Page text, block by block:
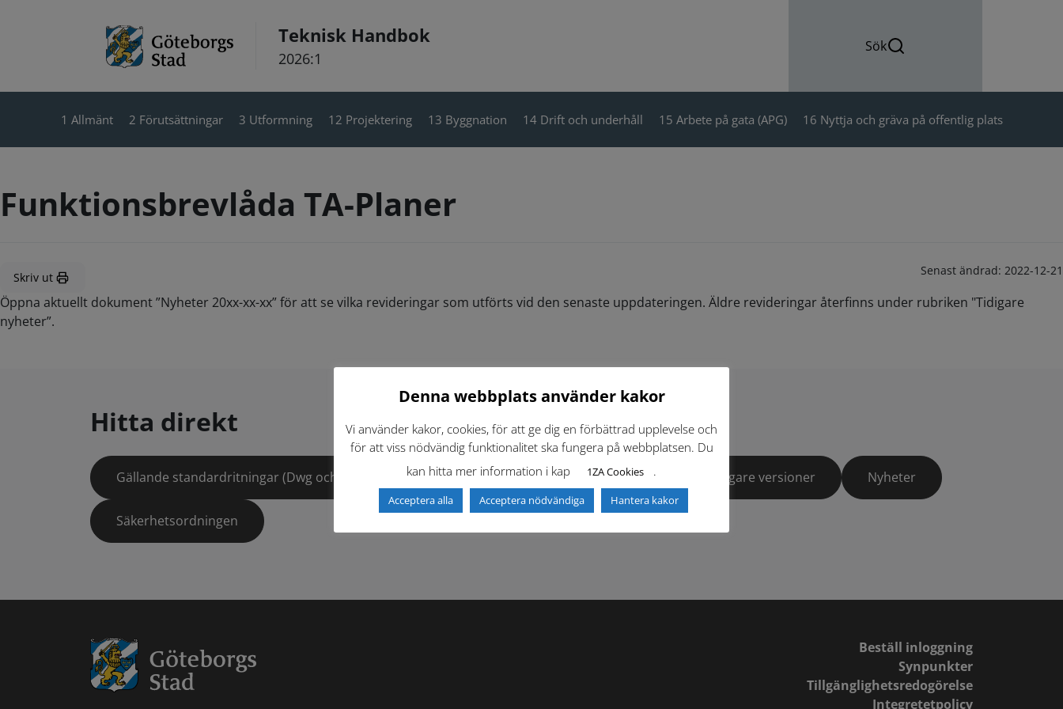
Teknisk Handbok
2026:1
Sök
1 Allmänt 2 Förutsättningar 3 Utformning 12 Projektering 13 Byggnation 14 Drift och underhåll 15 Arbete på gata (APG) 16 Nyttja och gräva på offentlig plats
Funktionsbrevlåda TA-Planer
Skriv ut Senast ändrad: 2022-12-21
Öppna aktuellt dokument ”Nyheter 20xx-xx-xx” för att se vilka revideringar som utförts vid den senaste uppdateringen. Äldre revideringar återfinns under rubriken "Tidigare
nyheter”.
Hitta direkt
Gällande standardritningar (Dwg och pdf) Dokumentbibliotek Kontaktlista Tidigare versioner Nyheter
Säkerhetsordningen
Beställ inloggning
Synpunkter
Tillgänglighetsredogörelse
Integretetpolicy
Denna webbplats använder kakor
Vi använder kakor, cookies, för att ge dig en förbättrad upplevelse och
för att viss nödvändig funktionalitet ska fungera på webbplatsen. Du
kan hitta mer information i kap
1ZA Cookies .
Acceptera alla Acceptera nödvändiga Hantera kakor